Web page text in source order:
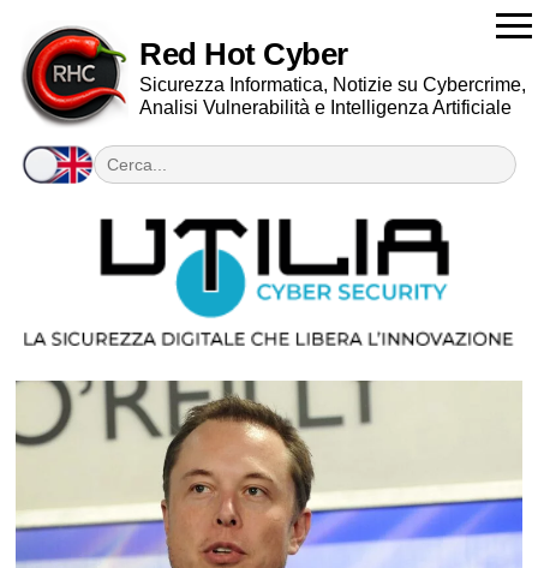
Red Hot Cyber
Sicurezza Informatica, Notizie su Cybercrime,
Analisi Vulnerabilità e Intelligenza Artificiale